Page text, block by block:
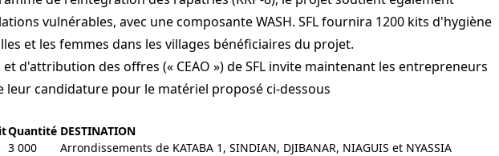
vulnérables, avec une composante WASH. SFL fournira 1200 kits d'hygiène
et les femmes dans les villages bénéficiaires du projet.
d'attribution des offres (« CEAO ») de SFL invite maintenant les entrepreneurs
leur candidature pour le matériel proposé ci-dessous
Quantité DESTINATION
3 000 Arrondissements de KATABA 1, SINDIAN, DJIBANAR, NIAGUIS et NYASSIA